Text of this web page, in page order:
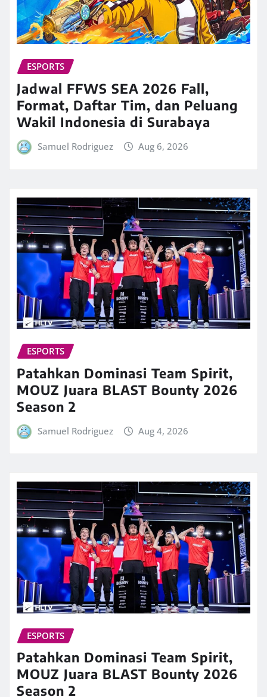
ESPORTS
Jadwal FFWS SEA 2026 Fall,
Format, Daftar Tim, dan Peluang
Wakil Indonesia di Surabaya
Samuel Rodriguez Aug 6, 2026
ESPORTS
Patahkan Dominasi Team Spirit,
MOUZ Juara BLAST Bounty 2026
Season 2
Samuel Rodriguez Aug 4, 2026
ESPORTS
Patahkan Dominasi Team Spirit,
MOUZ Juara BLAST Bounty 2026
Season 2